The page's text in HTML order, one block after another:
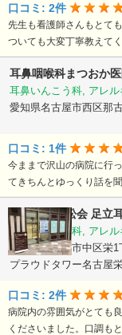
口コミ: 2件
先生も看護師さんもとて
ついても大変丁寧教えて
耳鼻咽喉科まつおか
耳鼻いんこう科, アレル
愛知県名古屋市西区那
口コミ: 1件
今ままで沢山の病院に行
てきちんとゆっくり話を
医療法人成松会 足立
耳鼻いんこう科, アレ
愛知県名古屋市中区栄1
プラウドタワー名古屋
口コミ: 2件
病院内の雰囲気がとても
くださいました。口調も